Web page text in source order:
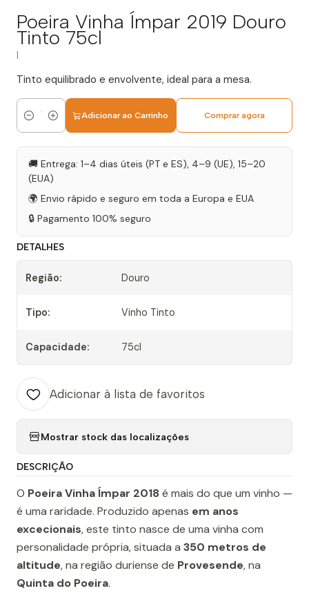
Poeira Vinha Ímpar 2019 Douro
Tinto 75cl
Tinto equilibrado e envolvente, ideal para a mesa.
Quantidade
Adicionar ao Carrinho Comprar agora
🚚 Entrega: 1–4 dias úteis (PT e ES), 4–9 (UE), 15–20
(EUA)
🌍 Envio rápido e seguro em toda a Europa e EUA
🔒 Pagamento 100% seguro
DETALHES
Região: Douro
Tipo: Vinho Tinto
Capacidade: 75cl
Adicionar à lista de favoritos
Mostrar stock das localizações
DESCRIÇÃO
O Poeira Vinha Ímpar 2018é mais do que um vinho —
é uma raridade. Produzido apenas em anos
excecionais, este tinto nasce de uma vinha com
personalidade própria, situada a 350 metros de
altitude, na região duriense de Provesende, na
Quinta do Poeira.